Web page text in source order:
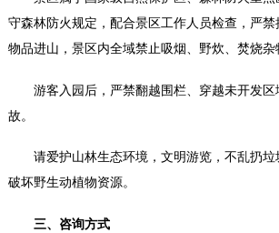
守森林防火规定，配合景区工作人员检查，严
物品进山，景区内全域禁止吸烟、野炊、焚烧杂
游客入园后，严禁翻越围栏、穿越未开发
故。
请爱护山林生态环境，文明游览，不乱扔
破坏野生动植物资源。
三、咨询方式